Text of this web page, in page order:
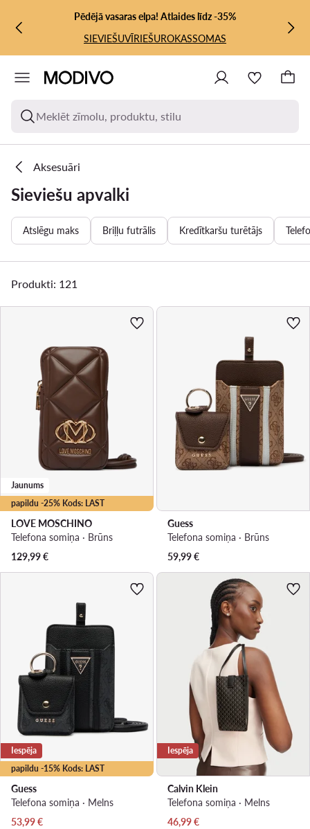
PĀRIET UZ GALVENO SATURU
PĀRIET UZ MEKLĒŠANUPēdējā vasaras elpa! Atlaides līdz -35%
SIEVIEŠUVĪRIEŠUROKASSOMAS
Meklēt zīmolu, produktu, stilu
Aksesuāri
Sieviešu apvalki
Atslēgu maks Briļļu futrālis Kredītkaršu turētājs
Produkti: 121
papildu -25% Kods: LAST
Jaunums
LOVE MOSCHINO
Telefona somiņa · Brūns
129,99€
Guess
Telefona somiņa · Brūns
59,99€
papildu -15% Kods: LAST
Iespēja
Guess
Telefona somiņa · Melns
Pašreizējā cena
53,99€
Iespēja
Calvin Klein
Telefona somiņa · Melns
Pašreizējā cena
46,99€